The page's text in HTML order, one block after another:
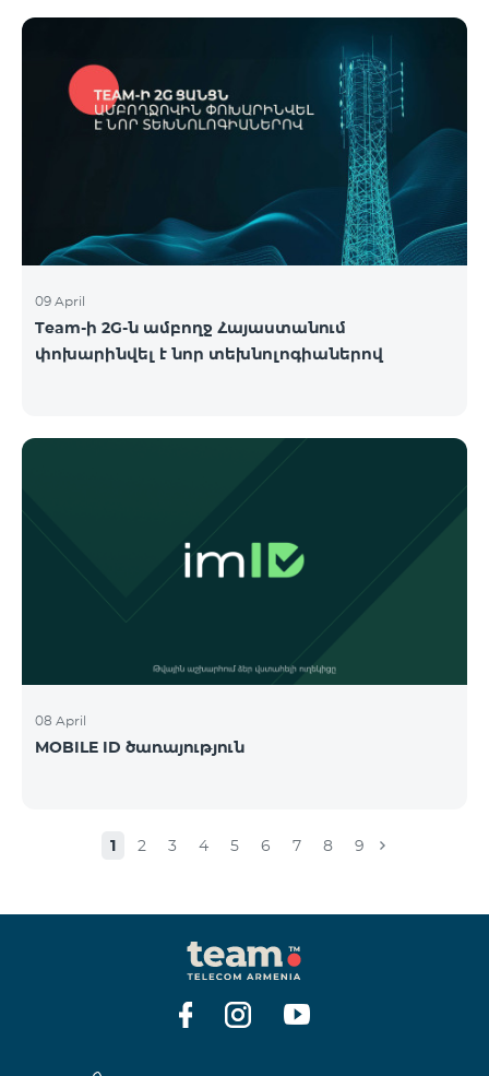
09 April
Team-ի 2G-ն ամբողջ Հայաստանում
փոխարինվել է նոր տեխնոլոգիաներով
08 April
MOBILE ID ծառայություն
1 2 3 4 5 6 7 8 9